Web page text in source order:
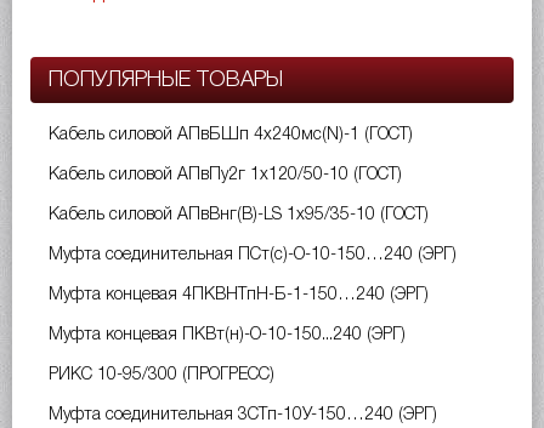
ПОПУЛЯРНЫЕ ТОВАРЫ
Кабель силовой АПвБШп 4х240мс(N)-1 (ГОСТ)
Кабель силовой АПвПу2г 1х120/50-10 (ГОСТ)
Кабель силовой АПвВнг(B)-LS 1х95/35-10 (ГОСТ)
Муфта соединительная ПСт(с)-О-10-150…240 (ЭРГ)
Муфта концевая 4ПКВНТпН-Б-1-150…240 (ЭРГ)
Муфта концевая ПКВт(н)-О-10-150...240 (ЭРГ)
РИКС 10-95/300 (ПРОГРЕСС)
Муфта соединительная 3СТп-10У-150…240 (ЭРГ)